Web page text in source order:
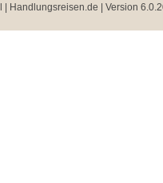
Handlungsreisen.de | Version